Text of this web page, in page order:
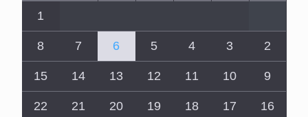
1
2
3
4
5
6
7
8
9
10
11
12
13
14
15
16
17
18
19
20
21
22